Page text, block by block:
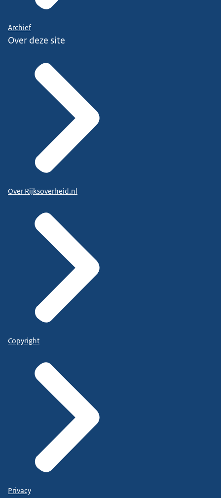
Archief
Over deze site
Over Rijksoverheid.nl
Copyright
Privacy